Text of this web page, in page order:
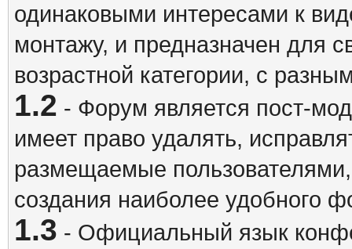
одинаковыми интересами к
монтажу, и предназначен для
возрастной категории, с
1.2 - Форум является пост-
имеет право удалять,
размещаемые
создания наиболее удобного
1.3 - Официальный язык